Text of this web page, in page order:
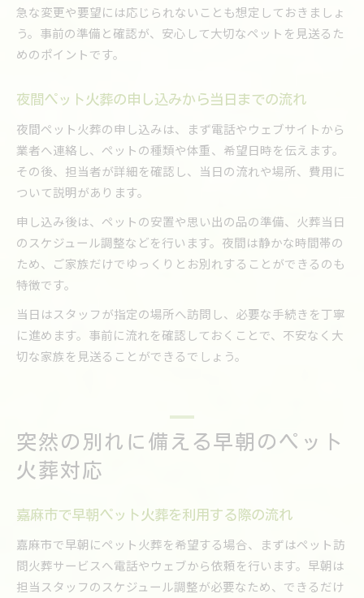
急な変更や要望には応じられないことも想定しておきましょ
う。事前の準備と確認が、安心して大切なペットを見送るた
めのポイントです。
夜間ペット火葬の申し込みから当日までの流れ
夜間ペット火葬の申し込みは、まず電話やウェブサイトから
業者へ連絡し、ペットの種類や体重、希望日時を伝えます。
その後、担当者が詳細を確認し、当日の流れや場所、費用に
ついて説明があります。
申し込み後は、ペットの安置や思い出の品の準備、火葬当日
のスケジュール調整などを行います。夜間は静かな時間帯の
ため、ご家族だけでゆっくりとお別れすることができるのも
特徴です。
当日はスタッフが指定の場所へ訪問し、必要な手続きを丁寧
に進めます。事前に流れを確認しておくことで、不安なく大
切な家族を見送ることができるでしょう。
突然の別れに備える早朝のペット
火葬対応
嘉麻市で早朝ペット火葬を利用する際の流れ
嘉麻市で早朝にペット火葬を希望する場合、まずはペット訪
問火葬サービスへ電話やウェブから依頼を行います。早朝は
担当スタッフのスケジュール調整が必要なため、できるだけ